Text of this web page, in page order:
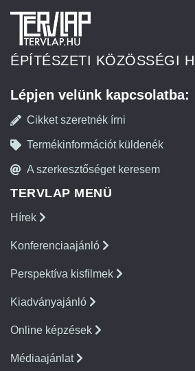
ÉPÍTÉSZETI KÖZÖSSÉGI
Lépjen velünk kapcsolatba:
Cikket szeretnék írni
Termékinformációt küldenék
A szerkesztőséget keresem
TERVLAP MENÜ
Hírek
Konferenciaajánló
Perspektíva kisfilmek
Kiadványajánló
Online képzések
Médiaajánlat